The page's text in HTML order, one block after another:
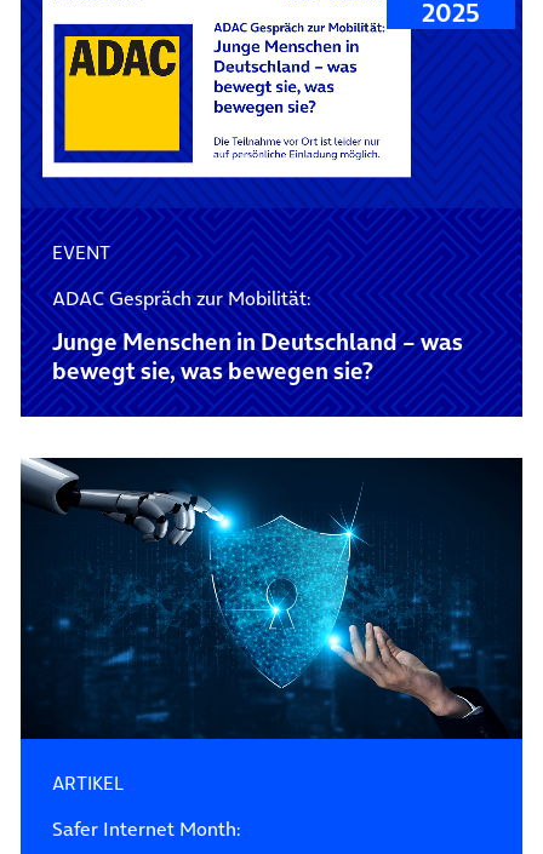
2025
EVENT
ADAC Gespräch zur Mobilität:
Junge Menschen in Deutschland – was
bewegt sie, was bewegen sie?
ARTIKEL
Safer Internet Month: